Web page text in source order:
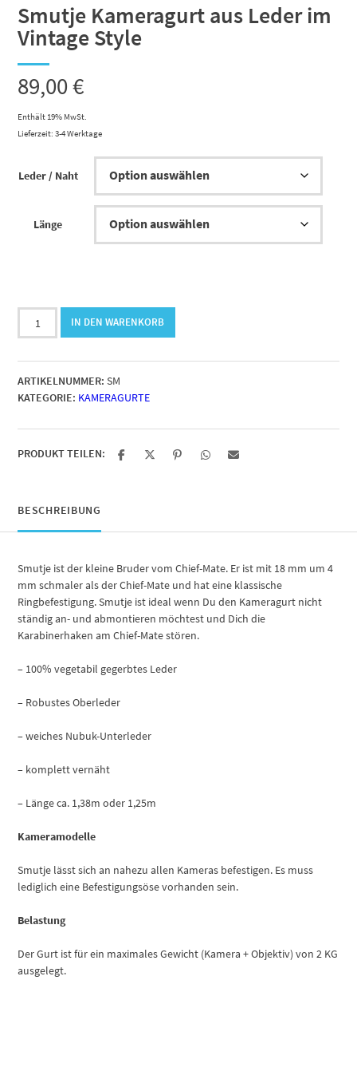
Smutje Kameragurt aus Leder im
Vintage Style
89,00€
Enthält 19% MwSt.
Lieferzeit: 3-4 Werktage
Leder / Naht
Länge
Smutje
Kameragurt
Leder
im
Vintage
Menge
IN DEN WARENKORB
ARTIKELNUMMER: SM
KATEGORIE: KAMERAGURTE
PRODUKT TEILEN:
BESCHREIBUNG
Smutje ist der kleine Bruder vom Chief-Mate. Er ist mit 18 mm um 4
mm schmaler als der Chief-Mate und hat eine klassische
Ringbefestigung. Smutje ist ideal wenn Du den Kameragurt nicht
ständig an- und abmontieren möchtest und Dich die
Karabinerhaken am Chief-Mate stören.
– 100% vegetabil gegerbtes Leder
– Robustes Oberleder
– weiches Nubuk-Unterleder
– komplett vernäht
– Länge ca. 1,38m oder 1,25m
Kameramodelle
Smutje lässt sich an nahezu allen Kameras befestigen. Es muss
lediglich eine Befestigungsöse vorhanden sein.
Belastung
Der Gurt ist für ein maximales Gewicht (Kamera + Objektiv) von 2 KG
ausgelegt.